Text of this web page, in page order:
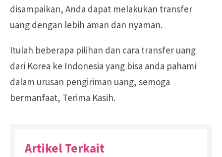
disampaikan, Anda dapat melakukan transfer
uang dengan lebih aman dan nyaman.
Itulah beberapa pilihan dan cara transfer uang
dari Korea ke Indonesia yang bisa anda pahami
dalam urusan pengiriman uang, semoga
bermanfaat, Terima Kasih.
Artikel Terkait